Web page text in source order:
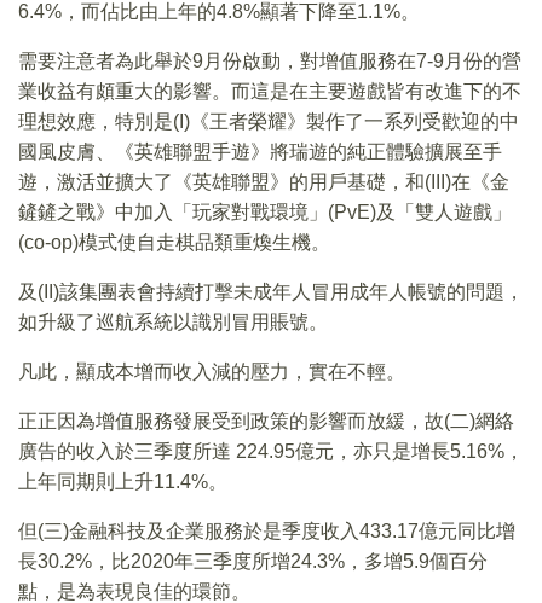
6.4%，而佔比由上年的4.8%顯著下降至1.1%。
需要注意者為此舉於9月份啟動，對增值服務在7-9月份的營
業收益有頗重大的影響。而這是在主要遊戲皆有改進下的不
理想效應，特別是(I)《王者榮耀》製作了一系列受歡迎的中
國風皮膚、《英雄聯盟手遊》將瑞遊的純正體驗擴展至手
遊，激活並擴大了《英雄聯盟》的用戶基礎，和(III)在《金
鏟鏟之戰》中加入「玩家對戰環境」(PvE)及「雙人遊戲」
(co-op)模式使自走棋品類重煥生機。
及(II)該集團表會持續打擊未成年人冒用成年人帳號的問題，
如升級了巡航系統以識別冒用賬號。
凡此，顯成本增而收入減的壓力，實在不輕。
正正因為增值服務發展受到政策的影響而放緩，故(二)網絡
廣告的收入於三季度所達 224.95億元，亦只是增長5.16%，
上年同期則上升11.4%。
但(三)金融科技及企業服務於是季度收入433.17億元同比增
長30.2%，比2020年三季度所增24.3%，多增5.9個百分
點，是為表現良佳的環節。